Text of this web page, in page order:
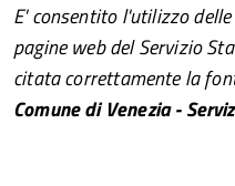
E' consentito l'utilizzo
pagine web del Servizio
citata correttamente la
Comune di Venezia -